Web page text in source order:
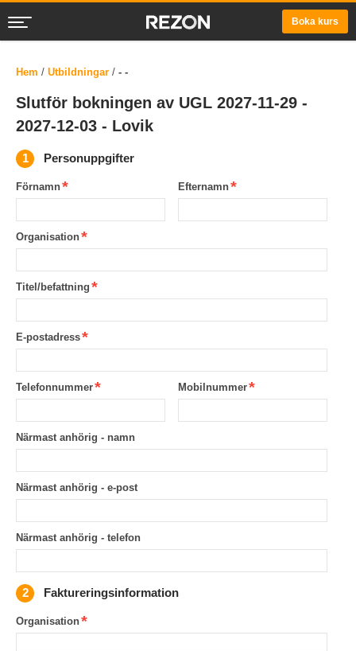
Boka kurs
Hem / Utbildningar / - -
Slutför bokningen av UGL 2027-11-29 -
2027-12-03 - Lovik
Personuppgifter
Förnamn Efternamn
Organisation
Titel/befattning
E-postadress
Telefonnummer Mobilnummer
Närmast anhörig - namn
Närmast anhörig - e-post
Närmast anhörig - telefon
Faktureringsinformation
Organisation